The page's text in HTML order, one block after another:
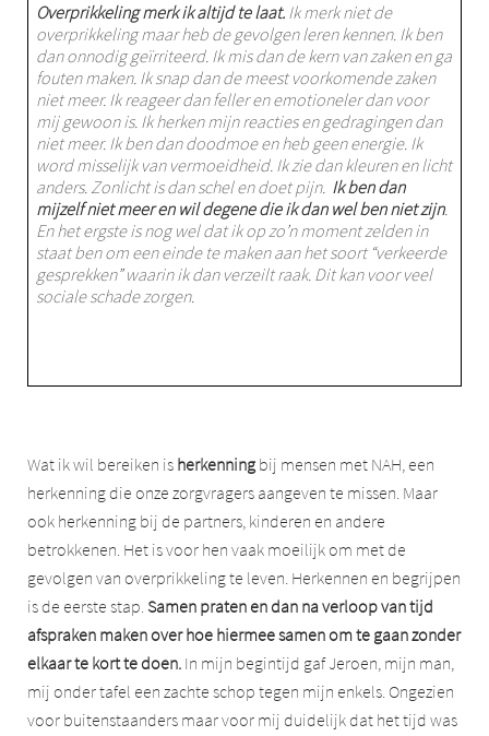
Overprikkeling merk ik altijd te laat. Ik merk niet de
overprikkeling maar heb de gevolgen leren kennen. Ik ben
dan onnodig geïrriteerd. Ik mis dan de kern van zaken en ga
fouten maken. Ik snap dan de meest voorkomende zaken
niet meer. Ik reageer dan feller en emotioneler dan voor
mij gewoon is. Ik herken mijn reacties en gedragingen dan
niet meer. Ik ben dan doodmoe en heb geen energie. Ik
word misselijk van vermoeidheid. Ik zie dan kleuren en licht
anders. Zonlicht is dan schel en doet pijn. Ik ben dan
mijzelf niet meer en wil degene die ik dan wel ben niet zijn.
En het ergste is nog wel dat ik op zo’n moment zelden in
staat ben om een einde te maken aan het soort “verkeerde
gesprekken” waarin ik dan verzeilt raak. Dit kan voor veel
sociale schade zorgen.
Wat ik wil bereiken is herkenning bij mensen met NAH, een
herkenning die onze zorgvragers aangeven te missen. Maar
ook herkenning bij de partners, kinderen en andere
betrokkenen. Het is voor hen vaak moeilijk om met de
gevolgen van overprikkeling te leven. Herkennen en begrijpen
is de eerste stap. Samen praten en dan na verloop van tijd
afspraken maken over hoe hiermee samen om te gaan zonder
elkaar te kort te doen. In mijn begintijd gaf Jeroen, mijn man,
mij onder tafel een zachte schop tegen mijn enkels. Ongezien
voor buitenstaanders maar voor mij duidelijk dat het tijd was